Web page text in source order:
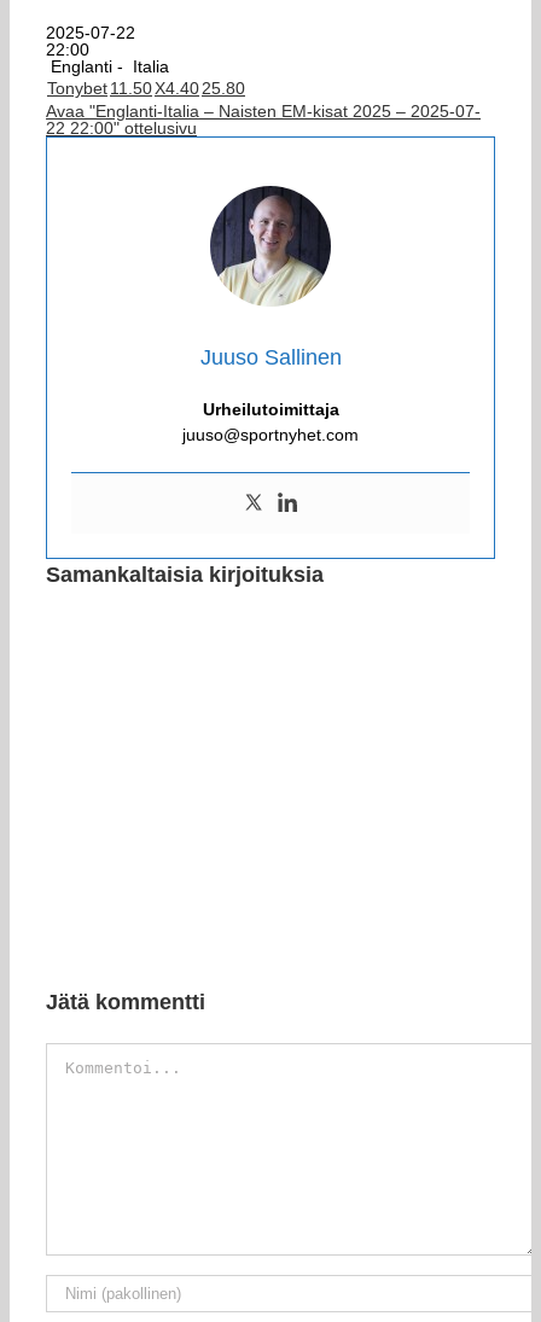
2025-07-22
22:00
Englanti -
Italia
Tonybet11.50X4.4025.80
Avaa "Englanti-Italia – Naisten EM-kisat 2025 – 2025-07-
22 22:00" ottelusivu
Juuso Sallinen
Urheilutoimittaja
juuso@sportnyhet.com
Samankaltaisia kirjoituksia
Jätä kommentti